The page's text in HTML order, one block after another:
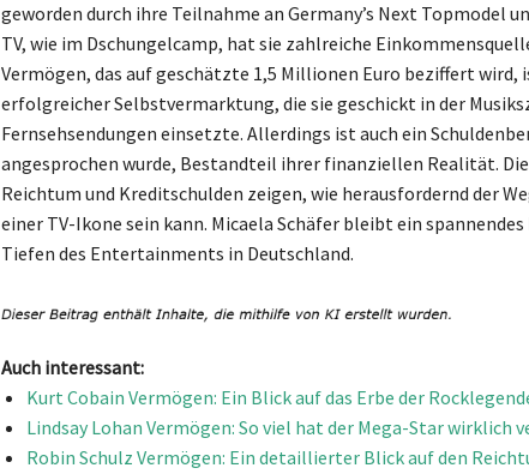
geworden durch ihre Teilnahme an Germany’s Next Topmodel
TV, wie im Dschungelcamp, hat sie zahlreiche
Vermögen, das auf geschätzte 1,5 Millionen Euro beziffert wird,
erfolgreicher Selbstvermarktung, die sie geschickt in der
Fernsehsendungen einsetzte. Allerdings ist auch ein
angesprochen wurde, Bestandteil ihrer finanziellen Realität.
Reichtum und Kreditschulden zeigen, wie herausfordernd der
einer TV-Ikone sein kann. Micaela Schäfer bleibt ein
Tiefen des Entertainments in Deutschland.
Auch interessant:
Kurt Cobain Vermögen: Ein Blick auf das Erbe der
Lindsay Lohan Vermögen: So viel hat der Mega-Star wirklich
Robin Schulz Vermögen: Ein detaillierter Blick auf den